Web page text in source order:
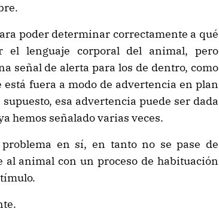
poder determinar correctamente a qué
el lenguaje corporal del animal, pero
señal de alerta para los de dentro, como
fuera a modo de advertencia en plan
esa advertencia puede ser dada
hemos señalado varias veces.
en sí, en tanto no se pase de
al animal con un proceso de habituación